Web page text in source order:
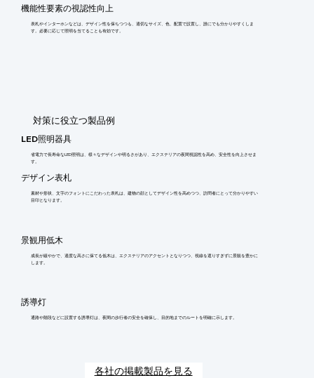
機能性要素の視認性向上
表札やインターホンなどは、デザイン性を保ちつつも、適切なサイズ、色、配置で設置し、誰にでも分かりやすくしま
す。必要に応じて照明を当てることも有効です。
​対策に役立つ製品例
LED照明器具
省電力で長寿命なLED照明は、様々なデザインや明るさがあり、エクステリアの夜間視認性を高め、安全性を向上させま
す。
デザイン表札
素材や形状、文字のフォントにこだわった表札は、建物の顔としてデザイン性を高めつつ、訪問者にとって分かりやすい
目印となります。
景観用低木
成長が緩やかで、適度な高さに保てる低木は、エクステリアのアクセントとなりつつ、視線を遮りすぎずに景観を豊かに
します。
誘導灯
通路や階段などに設置する誘導灯は、夜間の歩行者の安全を確保し、目的地までのルートを明確に示します。
各社の掲載製品を見る